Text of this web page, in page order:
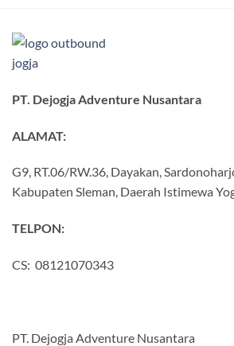
PT. Dejogja Adventure Nusantara
ALAMAT:
G9, RT.06/RW.36, Dayakan,
Kabupaten Sleman, Daerah Istimewa
TELPON:
CS: 08121070343
PT. Dejogja Adventure Nusantara